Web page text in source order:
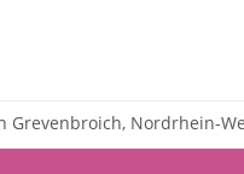
Grevenbroich, Nordrhein-